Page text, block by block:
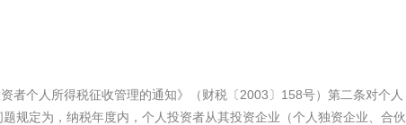
者个人所得税征收管理的通知》（财税〔 2003 〕 158号）第二条对个人
规定为，纳税年度内，个人投资者从其投资企业（个人独资企业、合伙